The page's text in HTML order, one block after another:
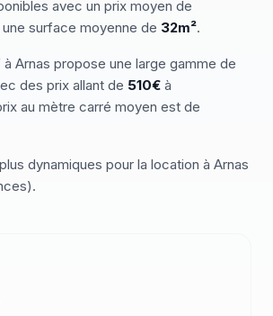
avec un prix moyen de
surface moyenne de 32m².
à Arnas propose une large gamme de
des prix allant de 510€ à
au mètre carré moyen est de
dynamiques pour la location à Arnas
.